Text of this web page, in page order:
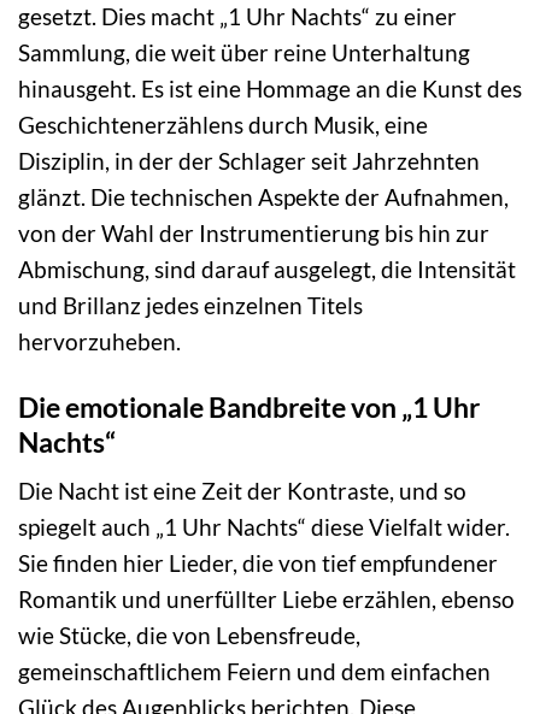
gesetzt. Dies macht „1 Uhr Nachts“ zu einer
Sammlung, die weit über reine Unterhaltung
hinausgeht. Es ist eine Hommage an die Kunst des
Geschichtenerzählens durch Musik, eine
Disziplin, in der der Schlager seit Jahrzehnten
glänzt. Die technischen Aspekte der Aufnahmen,
von der Wahl der Instrumentierung bis hin zur
Abmischung, sind darauf ausgelegt, die Intensität
und Brillanz jedes einzelnen Titels
hervorzuheben.
Die emotionale Bandbreite von „1 Uhr
Nachts“
Die Nacht ist eine Zeit der Kontraste, und so
spiegelt auch „1 Uhr Nachts“ diese Vielfalt wider.
Sie finden hier Lieder, die von tief empfundener
Romantik und unerfüllter Liebe erzählen, ebenso
wie Stücke, die von Lebensfreude,
gemeinschaftlichem Feiern und dem einfachen
Glück des Augenblicks berichten. Diese